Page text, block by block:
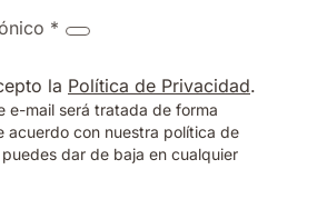
*
la Política de Privacidad.
e-mail será tratada de forma
acuerdo con nuestra política de
dar de baja en cualquier